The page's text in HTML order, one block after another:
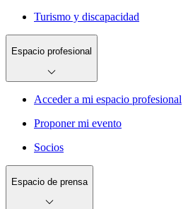
Turismo y discapacidad
Espacio profesional
Acceder a mi espacio profesional
Proponer mi evento
Socios
Espacio de prensa